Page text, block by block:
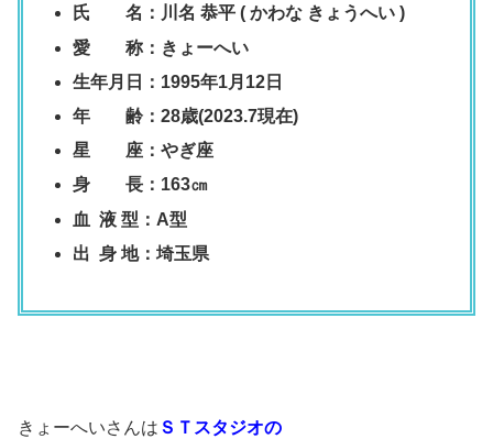
氏 名：川名 恭平 ( かわな きょうへい )
愛 称：きょーへい
生年月日：1995年1月12日
年 齢：28歳(2023.7現在)
星 座：やぎ座
身 長：163㎝
血 液 型：A型
出 身 地：埼玉県
きょーへいさんは ＳＴスタジオの